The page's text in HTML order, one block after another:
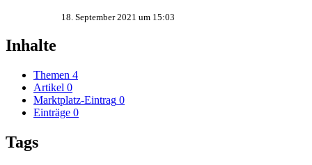
18. September 2021 um 15:03
Inhalte
Themen 4
Artikel 0
Marktplatz-Eintrag 0
Einträge 0
Tags